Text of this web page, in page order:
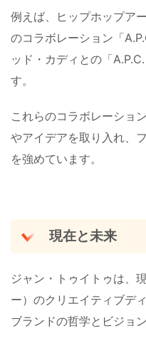
例えば、ヒップホップア
のコラボレーション「
ッド・カディとの「
す。
これらのコラボレーショ
やアイデアを取り入れ、
を強めています。
現在と未来
ジャン・トゥイトゥは、
ー）のクリエイティブデ
ブランドの哲学とビジョ